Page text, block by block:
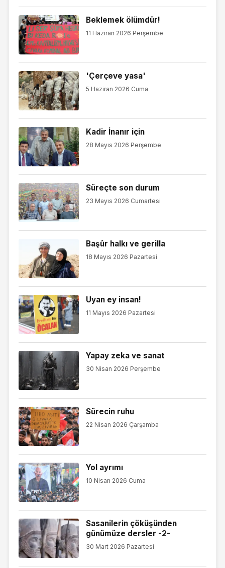
Beklemek ölümdür!
11 Haziran 2026 Perşembe
'Çerçeve yasa'
5 Haziran 2026 Cuma
Kadir İnanır için
28 Mayıs 2026 Perşembe
Süreçte son durum
23 Mayıs 2026 Cumartesi
Başûr halkı ve gerilla
18 Mayıs 2026 Pazartesi
Uyan ey insan!
11 Mayıs 2026 Pazartesi
Yapay zeka ve sanat
30 Nisan 2026 Perşembe
Sürecin ruhu
22 Nisan 2026 Çarşamba
Yol ayrımı
10 Nisan 2026 Cuma
Sasanilerin çöküşünden
günümüze dersler -2-
30 Mart 2026 Pazartesi